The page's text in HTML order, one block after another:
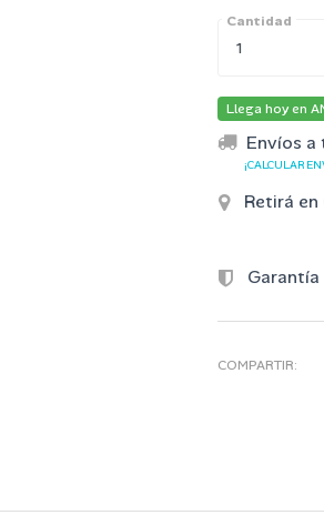
Cantidad
Llega hoy en
Envíos a
¡CALCULAR
Retirá en
Garantía
COMPARTIR: